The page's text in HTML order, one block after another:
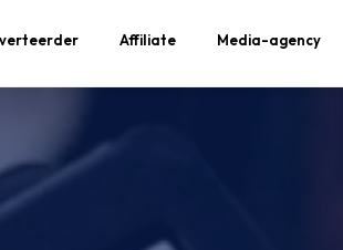
Affiliate Media-agency